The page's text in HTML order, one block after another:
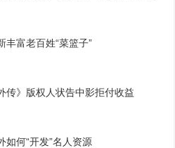
丰富老百姓“菜篮子”
传》版权人状告中影拒付收益
如何“开发”名人资源